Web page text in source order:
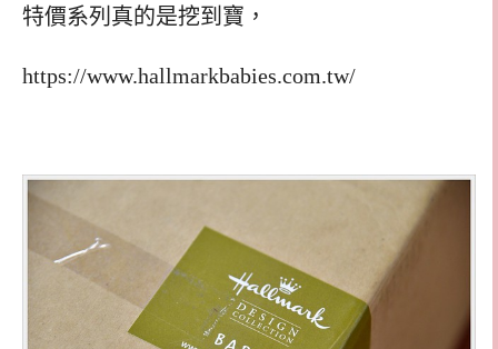
特價系列真的是挖到寶，
https://www.hallmarkbabies.com.tw/